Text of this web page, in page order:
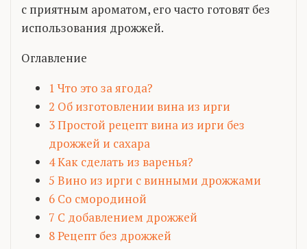
с приятным ароматом, его часто готовят без
использования дрожжей.
Оглавление
1 Что это за ягода?
2 Об изготовлении вина из ирги
3Простой рецепт вина из ирги без
дрожжей и сахара
4Как сделать из варенья?
5 Вино из ирги с винными дрожжами
6 Со смородиной
7 С добавлением дрожжей
8Рецепт без дрожжей